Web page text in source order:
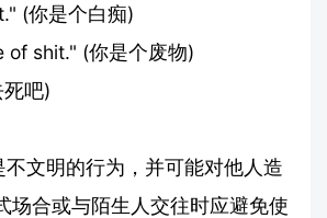
(你是个白痴)
of shit." (你是个废物)
吧)
文明的行为，并可能对他人造
场合或与陌生人交往时应避免使